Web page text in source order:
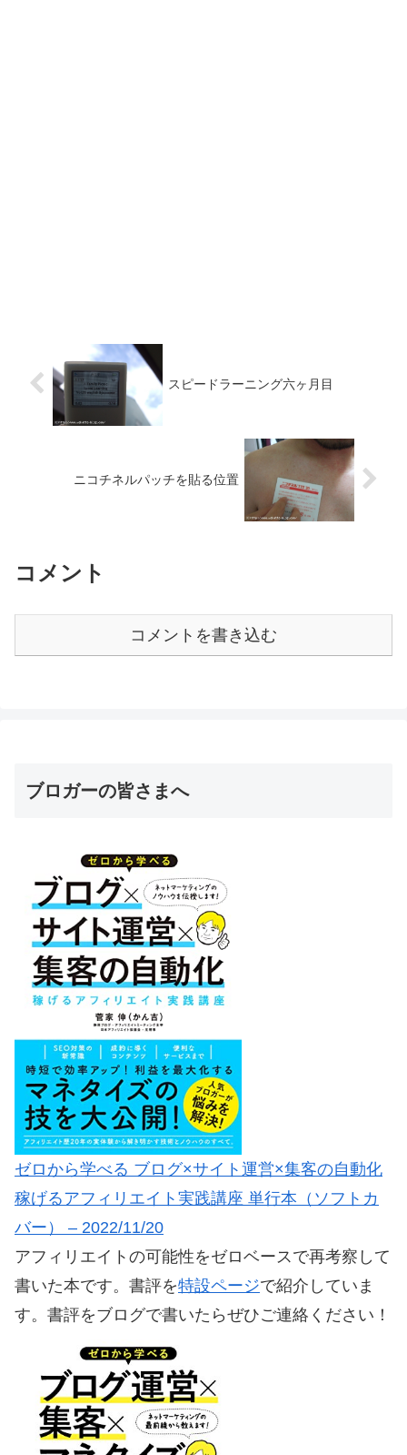
スピードラーニング六ヶ月目
ニコチネルパッチを貼る位置
コメント
コメントを書き込む
ブロガーの皆さまへ
ゼロから学べる ブログ×サイト運営×集客の自動化
稼げるアフィリエイト実践講座 単行本（ソフトカ
バー） – 2022/11/20
アフィリエイトの可能性をゼロベースで再考察して
書いた本です。書評を特設ページで紹介していま
す。書評をブログで書いたらぜひご連絡ください！